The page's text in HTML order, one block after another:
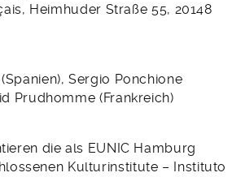
Heimhuder Straße 55, 20148
Sergio Ponchione
Prudhomme (Frankreich)
die als EUNIC Hamburg
Kulturinstitute – Instituto